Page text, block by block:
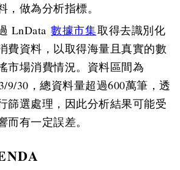
，做為分析指標。
LnData 數據市集取得去識別化
費資料，以取得海量且真實的數
市場消費情況。資料區間為
9/30，總資料量超過600萬筆，透
篩選處理，因此分析結果可能受
而有一定誤差。